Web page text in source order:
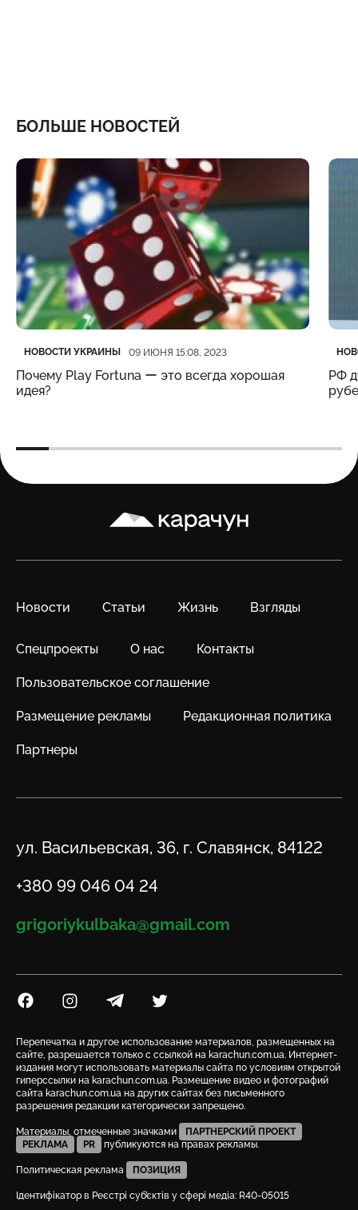
БОЛЬШЕ НОВОСТЕЙ
Категория
НОВОСТИ УКРАИНЫ
Дата публикации 09 ИЮНЯ 15:08, 2023
Почему Play Fortuna ー это всегда хорошая
идея?
РФ
Карачун
Новости Статьи Жизнь Взгляды
Спецпроекты О нас Контакты
Пользовательское соглашение
Размещение рекламы Редакционная политика
Партнеры
Адрес
ул. Васильевская, 36, г. Славянск, 84122
Телефон
+380 99 046 04 24
Email
grigoriykulbaka@gmail.com
Посилання на Facebook
Посилання на Instagram
Посилання на Telegram
Посилання на Twitter
Перепечатка и другое использование материалов, размещенных на
сайте, разрешается только с ссылкой на karachun.com.ua. Интернет-
издания могут использовать материалы сайта по условиям открытой
гиперссылки на karachun.com.ua. Размещение видео и фотографий
сайта karachun.com.ua на других сайтах без письменного
разрешения редакции категорически запрещено.
Материалы, отмеченные значками
ПАРТНЕРСКИЙ ПРОЕКТ
РЕКЛАМА
PR публикуются на правах рекламы.
Политическая реклама ПОЗИЦИЯ
Ідентифікатор в Реєстрі суб’єктів у сфері медіа: R40-05015